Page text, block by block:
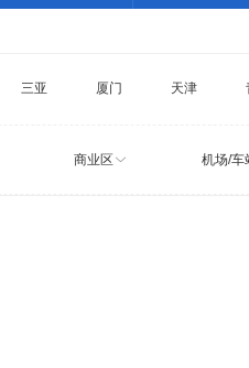
三亚 厦门 天津
商业区 机场/车